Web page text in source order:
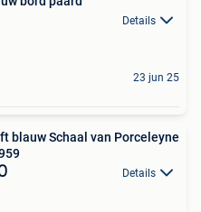
Details
23 jun 25
blauw Schaal van Porceleyne
Details